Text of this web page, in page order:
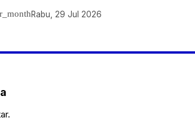
Rabu, 29 Jul 2026